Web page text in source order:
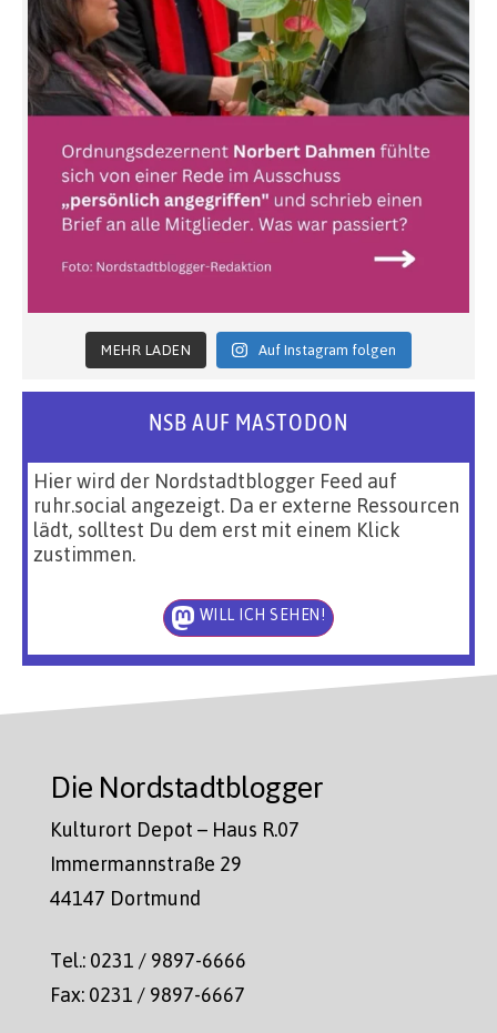
MEHR LADEN Auf Instagram folgen
NSB AUF MASTODON
Hier wird der Nordstadtblogger Feed auf
ruhr.social angezeigt. Da er externe Ressourcen
lädt, solltest Du dem erst mit einem Klick
zustimmen.
WILL ICH SEHEN!
Die Nordstadtblogger
Kulturort Depot – Haus R.07
Immermannstraße 29
44147 Dortmund
Tel.: 0231 / 9897-6666
Fax: 0231 / 9897-6667